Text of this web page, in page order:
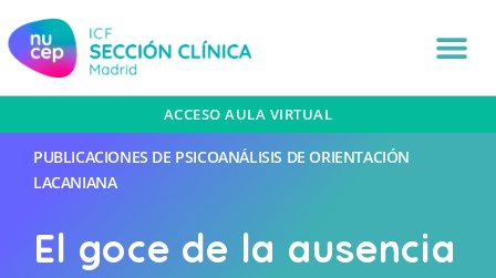
ACCESO AULA VIRTUAL
PUBLICACIONES DE PSICOANÁLISIS DE ORIENTACIÓN
LACANIANA
El goce de la ausencia